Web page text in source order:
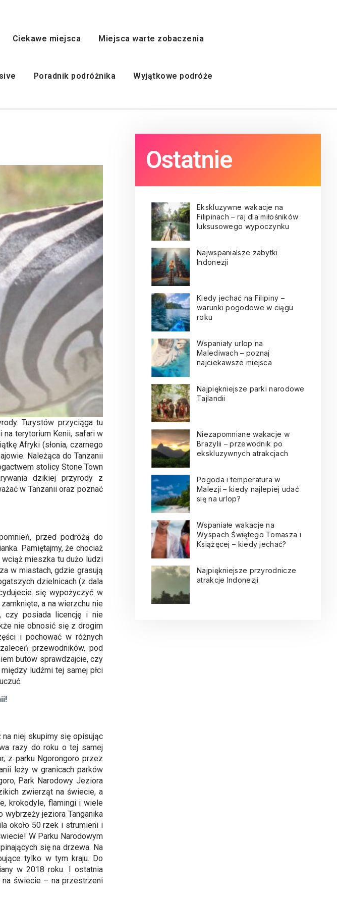
Ciekawe miejsca Miejsca warte zobaczenia
Poradnik podróżnika Wyjątkowe podróże
Turystów przyciąga tu
na terytorium Kenii, safari w
Afryki (słonia, czarnego
Należąca do Tanzanii
stolicy Stone Town
dzikiej przyrody z
w Tanzanii oraz poznać
przed podróżą do
Pamiętajmy, że chociaż
mieszka tu dużo ludzi
w miastach, gdzie grasują
dzielnicach (z dala
się wypożyczyć w
a na wierzchu nie
czy posiada licencję i nie
nie obnosić się z drogim
i pochować w różnych
przewodników, pod
butów sprawdzajcie, czy
ludźmi tej samej płci
niej skupimy się opisując
razy do roku o tej samej
z parku Ngorongoro przez
leży w granicach parków
Park Narodowy Jeziora
zwierząt na świecie, a
krokodyle, flamingi i wiele
wybrzeży jeziora Tanganika
około 50 rzek i strumieni i
W Parku Narodowym
się na drzewa. Na
tylko w tym kraju. Do
w 2018 roku. I ostatnia
świecie – na przestrzeni
Ostatnie
Ekskluzywne wakacje na
Filipinach – raj dla miłośników
luksusowego wypoczynku
Najwspanialsze zabytki
Indonezji
Kiedy jechać na Filipiny –
warunki pogodowe w ciągu
roku
Wspaniały urlop na
Malediwach – poznaj
najciekawsze miejsca
Najpiękniejsze parki narodowe
Tajlandii
Niezapomniane wakacje w
Brazylii – przewodnik po
ekskluzywnych atrakcjach
Pogoda i temperatura w
Malezji – kiedy najlepiej udać
się na urlop?
Wspaniałe wakacje na
Wyspach Świętego Tomasza i
Książęcej – kiedy jechać?
Najpiękniejsze przyrodnicze
atrakcje Indonezji